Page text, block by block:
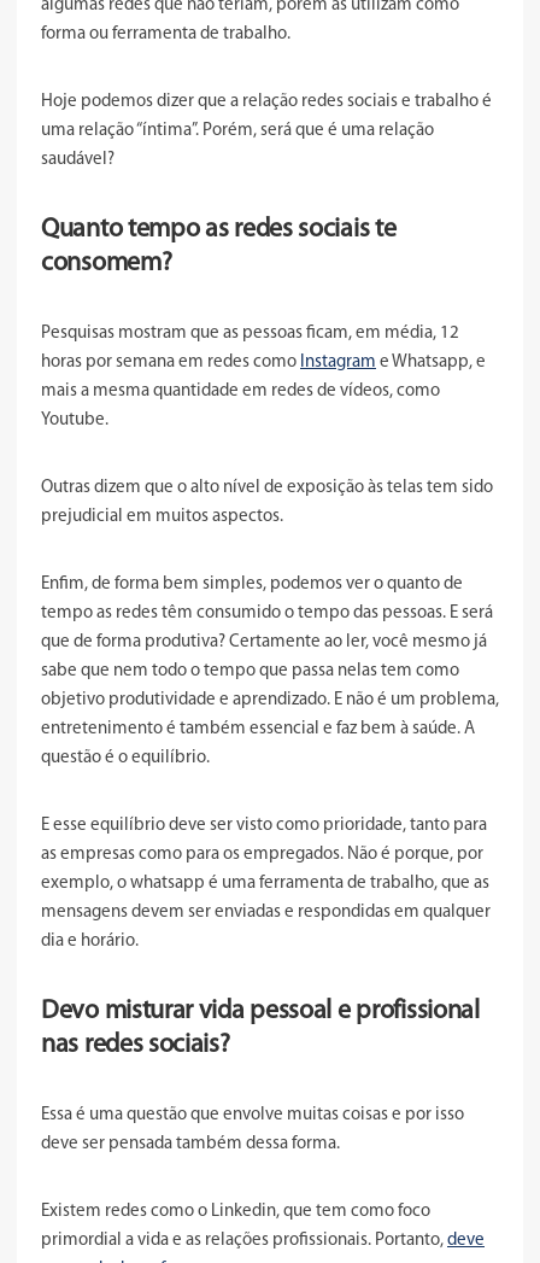
algumas redes que não teriam, porém as utilizam como
forma ou ferramenta de trabalho.
Hoje podemos dizer que a relação redes sociais e trabalho é
uma relação “íntima”. Porém, será que é uma relação
saudável?
Quanto tempo as redes sociais te
consomem?
Pesquisas mostram que as pessoas ficam, em média, 12
horas por semana em redes como Instagram e Whatsapp, e
mais a mesma quantidade em redes de vídeos, como
Youtube.
Outras dizem que o alto nível de exposição às telas tem sido
prejudicial em muitos aspectos.
Enfim, de forma bem simples, podemos ver o quanto de
tempo as redes têm consumido o tempo das pessoas. E será
que de forma produtiva? Certamente ao ler, você mesmo já
sabe que nem todo o tempo que passa nelas tem como
objetivo produtividade e aprendizado. E não é um problema,
entretenimento é também essencial e faz bem à saúde. A
questão é o equilíbrio.
E esse equilíbrio deve ser visto como prioridade, tanto para
as empresas como para os empregados. Não é porque, por
exemplo, o whatsapp é uma ferramenta de trabalho, que as
mensagens devem ser enviadas e respondidas em qualquer
dia e horário.
Devo misturar vida pessoal e profissional
nas redes sociais?
Essa é uma questão que envolve muitas coisas e por isso
deve ser pensada também dessa forma.
Existem redes como o Linkedin, que tem como foco
primordial a vida e as relações profissionais. Portanto, deve